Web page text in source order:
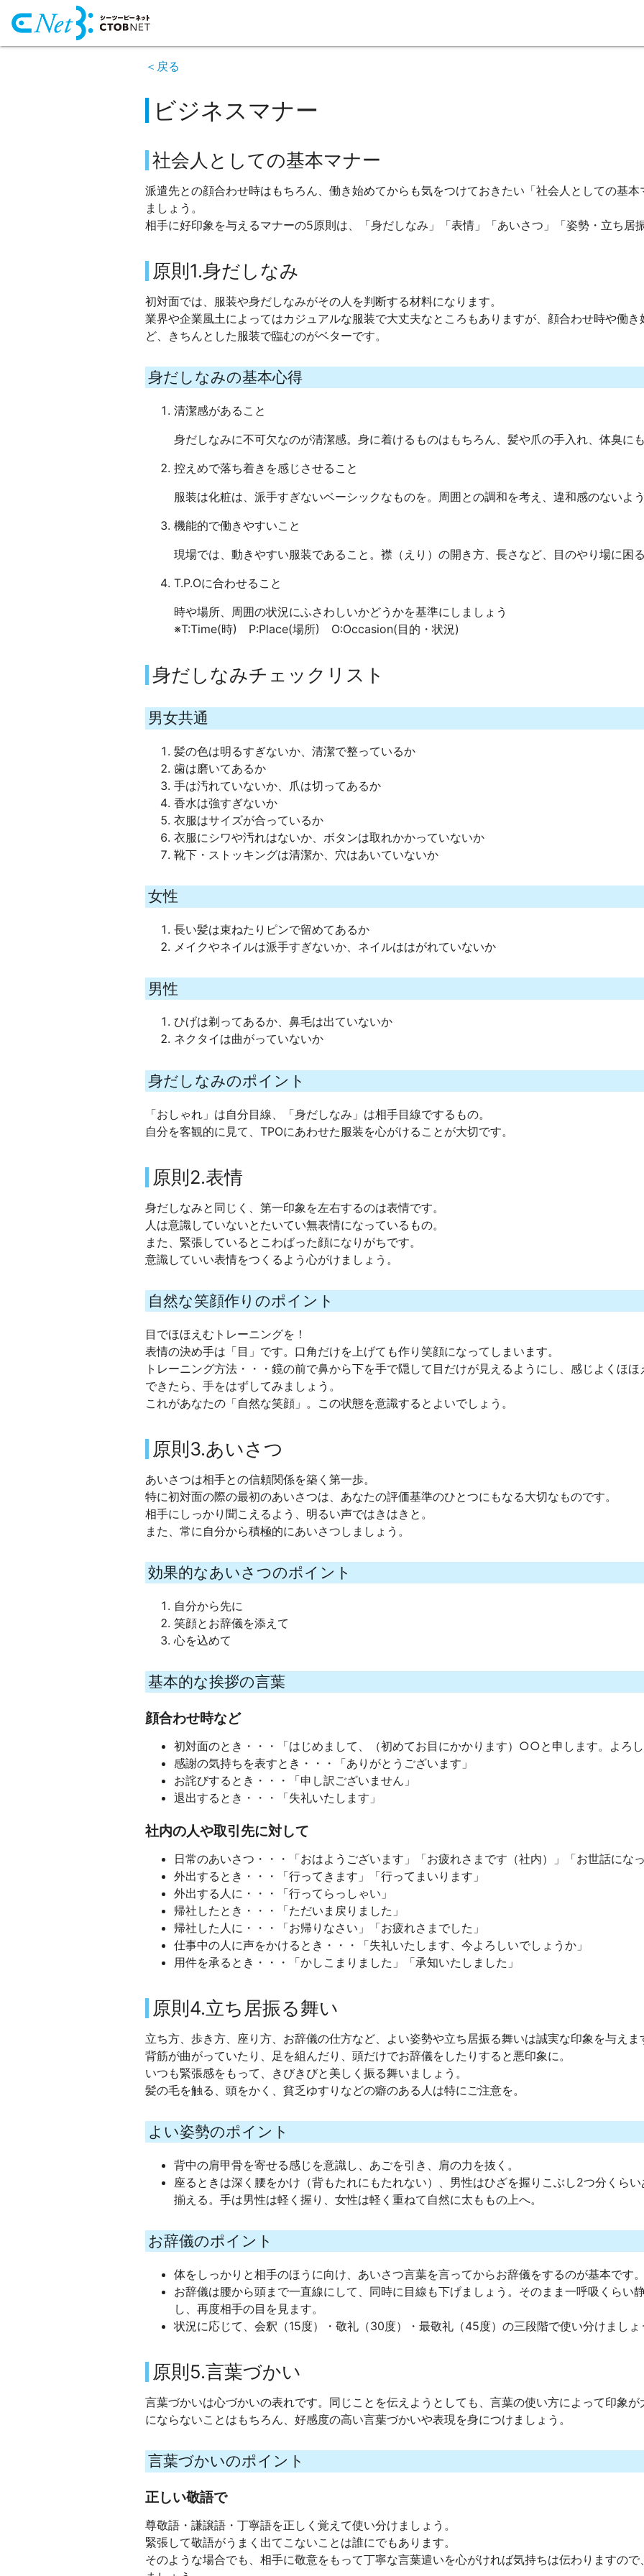
＜戻る
ビジネスマナー
社会人としての基本マナー
派遣先との顔合わせ時はもちろん、働き始めてからも気をつけておきたい「社会人としての基
ましょう。
相手に好印象を与えるマナーの5原則は、「身だしなみ」「表情」「あいさつ」「姿勢・立ち居
原則1.身だしなみ
初対面では、服装や身だしなみがその人を判断する材料になります。
業界や企業風土によってはカジュアルな服装で大丈夫なところもありますが、顔合わせ時や働
ど、きちんとした服装で臨むのがベターです。
身だしなみの基本心得
清潔感があること
身だしなみに不可欠なのが清潔感。身に着けるものはもちろん、髪や爪の手入れ、体臭に
控えめで落ち着きを感じさせること
服装は化粧は、派手すぎないベーシックなものを。周囲との調和を考え、違和感のないよ
機能的で働きやすいこと
現場では、動きやすい服装であること。襟（えり）の開き方、長さなど、目のやり場に困
T.P.Oに合わせること
時や場所、周囲の状況にふさわしいかどうかを基準にしましょう
※T:Time(時) P:Place(場所) O:Occasion(目的・状況)
身だしなみチェックリスト
男女共通
髪の色は明るすぎないか、清潔で整っているか
歯は磨いてあるか
手は汚れていないか、爪は切ってあるか
香水は強すぎないか
衣服はサイズが合っているか
衣服にシワや汚れはないか、ボタンは取れかかっていないか
靴下・ストッキングは清潔か、穴はあいていないか
女性
長い髪は束ねたりピンで留めてあるか
メイクやネイルは派手すぎないか、ネイルははがれていないか
男性
ひげは剃ってあるか、鼻毛は出ていないか
ネクタイは曲がっていないか
身だしなみのポイント
「おしゃれ」は自分目線、「身だしなみ」は相手目線でするもの。
自分を客観的に見て、TPOにあわせた服装を心がけることが大切です。
原則2.表情
身だしなみと同じく、第一印象を左右するのは表情です。
人は意識していないとたいてい無表情になっているもの。
また、緊張しているとこわばった顔になりがちです。
意識していい表情をつくるよう心がけましょう。
自然な笑顔作りのポイント
目でほほえむトレーニングを！
表情の決め手は「目」です。口角だけを上げても作り笑顔になってしまいます。
トレーニング方法・・・鏡の前で鼻から下を手で隠して目だけが見えるようにし、感じよくほほ
できたら、手をはずしてみましょう。
これがあなたの「自然な笑顔」。この状態を意識するとよいでしょう。
原則3.あいさつ
あいさつは相手との信頼関係を築く第一歩。
特に初対面の際の最初のあいさつは、あなたの評価基準のひとつにもなる大切なものです。
相手にしっかり聞こえるよう、明るい声ではきはきと。
また、常に自分から積極的にあいさつしましょう。
効果的なあいさつのポイント
自分から先に
笑顔とお辞儀を添えて
心を込めて
基本的な挨拶の言葉
顔合わせ時など
初対面のとき・・・「はじめまして、（初めてお目にかかります）○○と申します。よろし
感謝の気持ちを表すとき・・・「ありがとうございます」
お詫びするとき・・・「申し訳ございません」
退出するとき・・・「失礼いたします」
社内の人や取引先に対して
日常のあいさつ・・・「おはようございます」「お疲れさまです（社内）」「お世話にな
外出するとき・・・「行ってきます」「行ってまいります」
外出する人に・・・「行ってらっしゃい」
帰社したとき・・・「ただいま戻りました」
帰社した人に・・・「お帰りなさい」「お疲れさまでした」
仕事中の人に声をかけるとき・・・「失礼いたします、今よろしいでしょうか」
用件を承るとき・・・「かしこまりました」「承知いたしました」
原則4.立ち居振る舞い
立ち方、歩き方、座り方、お辞儀の仕方など、よい姿勢や立ち居振る舞いは誠実な印象を与えま
背筋が曲がっていたり、足を組んだり、頭だけでお辞儀をしたりすると悪印象に。
いつも緊張感をもって、きびきびと美しく振る舞いましょう。
髪の毛を触る、頭をかく、貧乏ゆすりなどの癖のある人は特にご注意を。
よい姿勢のポイント
背中の肩甲骨を寄せる感じを意識し、あごを引き、肩の力を抜く。
座るときは深く腰をかけ（背もたれにもたれない）、男性はひざを握りこぶし2つ分くら
揃える。手は男性は軽く握り、女性は軽く重ねて自然に太ももの上へ。
お辞儀のポイント
体をしっかりと相手のほうに向け、あいさつ言葉を言ってからお辞儀をするのが基本です。
お辞儀は腰から頭まで一直線にして、同時に目線も下げましょう。そのまま一呼吸くらい
し、再度相手の目を見ます。
状況に応じて、会釈（15度）・敬礼（30度）・最敬礼（45度）の三段階で使い分けましょ
原則5.言葉づかい
言葉づかいは心づかいの表れです。同じことを伝えようとしても、言葉の使い方によって印象
にならないことはもちろん、好感度の高い言葉づかいや表現を身につけましょう。
言葉づかいのポイント
正しい敬語で
尊敬語・謙譲語・丁寧語を正しく覚えて使い分けましょう。
緊張して敬語がうまく出てこないことは誰にでもあります。
そのような場合でも、相手に敬意をもって丁寧な言葉遣いを心がければ気持ちは伝わりますの